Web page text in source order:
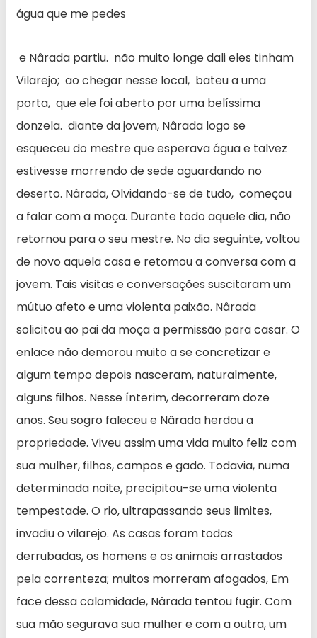
água que me pedes
e Nârada partiu. não muito longe dali eles tinham
Vilarejo; ao chegar nesse local, bateu a uma
porta, que ele foi aberto por uma belíssima
donzela. diante da jovem, Nârada logo se
esqueceu do mestre que esperava água e talvez
estivesse morrendo de sede aguardando no
deserto. Nârada, Olvidando-se de tudo, começou
a falar com a moça. Durante todo aquele dia, não
retornou para o seu mestre. No dia seguinte, voltou
de novo aquela casa e retomou a conversa com a
jovem. Tais visitas e conversações suscitaram um
mútuo afeto e uma violenta paixão. Nârada
solicitou ao pai da moça a permissão para casar. O
enlace não demorou muito a se concretizar e
algum tempo depois nasceram, naturalmente,
alguns filhos. Nesse ínterim, decorreram doze
anos. Seu sogro faleceu e Nârada herdou a
propriedade. Viveu assim uma vida muito feliz com
sua mulher, filhos, campos e gado. Todavia, numa
determinada noite, precipitou-se uma violenta
tempestade. O rio, ultrapassando seus limites,
invadiu o vilarejo. As casas foram todas
derrubadas, os homens e os animais arrastados
pela correnteza; muitos morreram afogados, Em
face dessa calamidade, Nârada tentou fugir. Com
sua mão segurava sua mulher e com a outra, um